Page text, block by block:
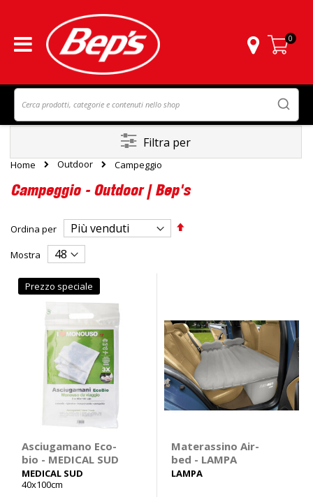
Carrello
0
Home Outdoor Campeggio
Campeggio - Outdoor | Bep's
Ordina per
Imposta
Mostra
Prezzo speciale
Asciugamano Eco-
bio - MEDICAL SUD
MEDICAL SUD
40x100cm
Materassino Air-
bed - LAMPA
LAMPA
Filtra per